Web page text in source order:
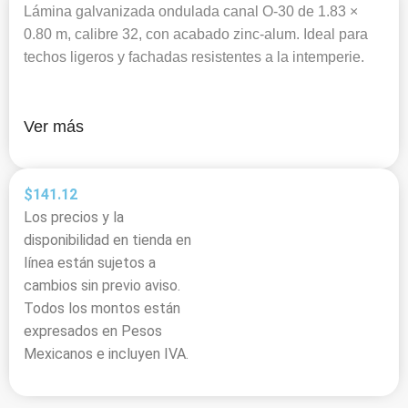
Lámina galvanizada ondulada canal O-30 de 1.83 ×
0.80 m, calibre 32, con acabado zinc-alum. Ideal para
techos ligeros y fachadas resistentes a la intemperie.
Ver más
$141.12
Los precios y la
disponibilidad en tienda en
línea están sujetos a
cambios sin previo aviso.
Todos los montos están
expresados en Pesos
Mexicanos e incluyen IVA.